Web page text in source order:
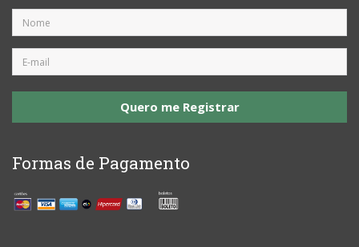
Quero me Registrar
Formas de Pagamento